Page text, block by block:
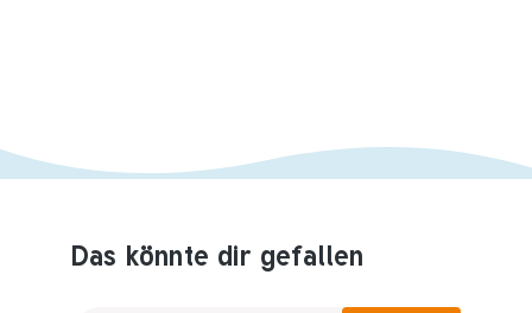
Produktempfehlungen überspringen
Das könnte dir gefallen